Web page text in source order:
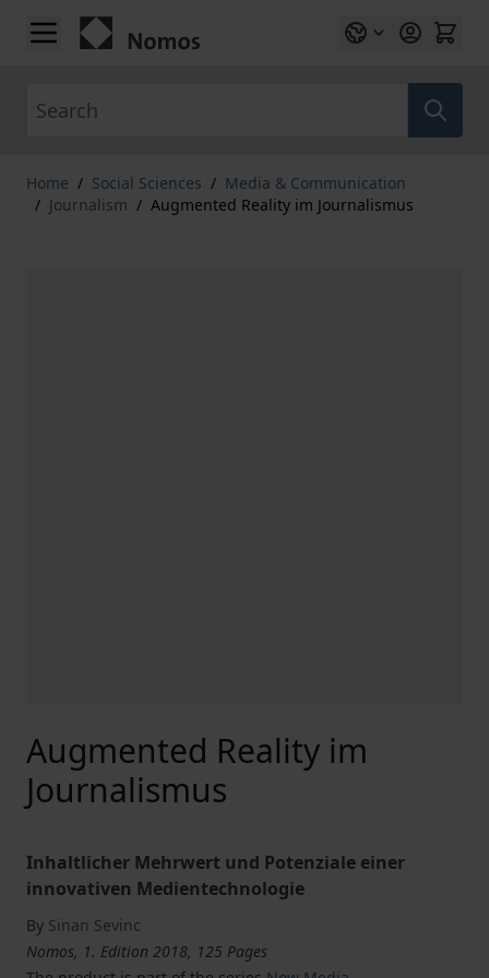
Skip to Content
Home / Social Sciences / Media & Communication
/ Journalism / Augmented Reality im Journalismus
Augmented Reality im
Journalismus
Inhaltlicher Mehrwert und Potenziale einer
innovativen Medientechnologie
By Sinan Sevinc
Nomos, 1. Edition 2018, 125 Pages